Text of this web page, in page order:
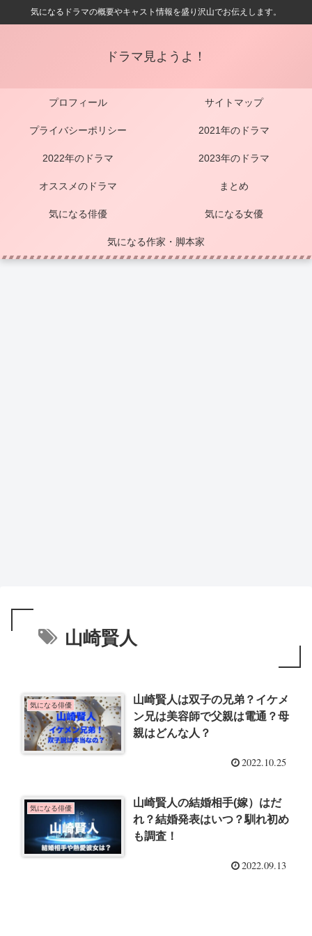
気になるドラマの概要やキャスト情報を盛り沢山でお伝えします。
ドラマ見ようよ！
プロフィール サイトマップ
プライバシーポリシー 2021年のドラマ
2022年のドラマ 2023年のドラマ
オススメのドラマ まとめ
気になる俳優 気になる女優
気になる作家・脚本家
山崎賢人
気になる俳優
山崎賢人は双子の兄弟？イケメ
ン兄は美容師で父親は電通？母
親はどんな人？
2022.10.25
気になる俳優
山崎賢人の結婚相手(嫁）はだ
れ？結婚発表はいつ？馴れ初め
も調査！
2022.09.13